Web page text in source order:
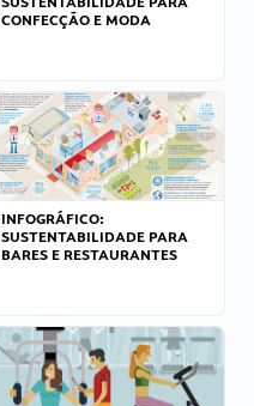
CONFECÇÃO E MODA
INFOGRÁFICO:
SUSTENTABILIDADE PARA
BARES E RESTAURANTES